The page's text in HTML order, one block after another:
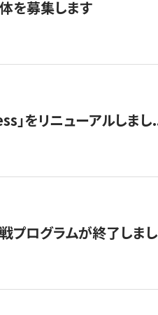
を募集します
」をリニューアルしまし
プログラムが終了しま